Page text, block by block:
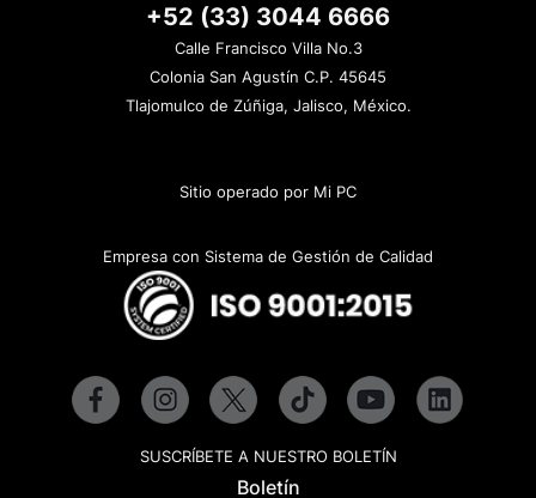
+52 (33) 3044 6666
Calle Francisco Villa No.3
Colonia San Agustín C.P. 45645
Tlajomulco de Zúñiga, Jalisco, México.
Sitio operado por Mi PC
Empresa con Sistema de Gestión de Calidad
SUSCRÍBETE A NUESTRO BOLETÍN
Boletín